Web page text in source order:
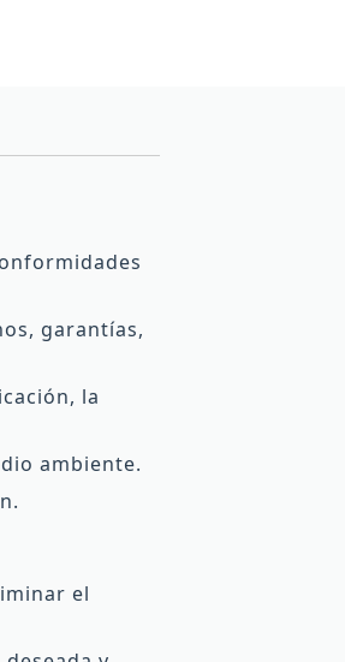
garantías,
la
ambiente.
el